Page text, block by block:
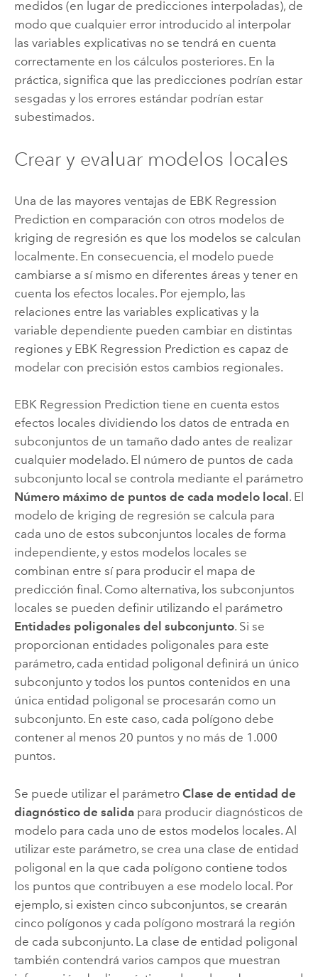
medidos (en lugar de predicciones interpoladas), de
modo que cualquier error introducido al interpolar
las variables explicativas no se tendrá en cuenta
correctamente en los cálculos posteriores. En la
práctica, significa que las predicciones podrían estar
sesgadas y los errores estándar podrían estar
subestimados.
Crear y evaluar modelos locales
Una de las mayores ventajas de EBK Regression
Prediction en comparación con otros modelos de
kriging de regresión es que los modelos se calculan
localmente. En consecuencia, el modelo puede
cambiarse a sí mismo en diferentes áreas y tener en
cuenta los efectos locales. Por ejemplo, las
relaciones entre las variables explicativas y la
variable dependiente pueden cambiar en distintas
regiones y EBK Regression Prediction es capaz de
modelar con precisión estos cambios regionales.
EBK Regression Prediction tiene en cuenta estos
efectos locales dividiendo los datos de entrada en
subconjuntos de un tamaño dado antes de realizar
cualquier modelado. El número de puntos de cada
subconjunto local se controla mediante el parámetro
Número máximo de puntos de cada modelo local . El
modelo de kriging de regresión se calcula para
cada uno de estos subconjuntos locales de forma
independiente, y estos modelos locales se
combinan entre sí para producir el mapa de
predicción final. Como alternativa, los subconjuntos
locales se pueden definir utilizando el parámetro
Entidades poligonales del subconjunto. Si se
proporcionan entidades poligonales para este
parámetro, cada entidad poligonal definirá un único
subconjunto y todos los puntos contenidos en una
única entidad poligonal se procesarán como un
subconjunto. En este caso, cada polígono debe
contener al menos 20 puntos y no más de 1.000
puntos.
Se puede utilizar el parámetro Clase de entidad de
diagnóstico de salidapara producir diagnósticos de
modelo para cada uno de estos modelos locales. Al
utilizar este parámetro, se crea una clase de entidad
poligonal en la que cada polígono contiene todos
los puntos que contribuyen a ese modelo local. Por
ejemplo, si existen cinco subconjuntos, se crearán
cinco polígonos y cada polígono mostrará la región
de cada subconjunto. La clase de entidad poligonal
también contendrá varios campos que muestran